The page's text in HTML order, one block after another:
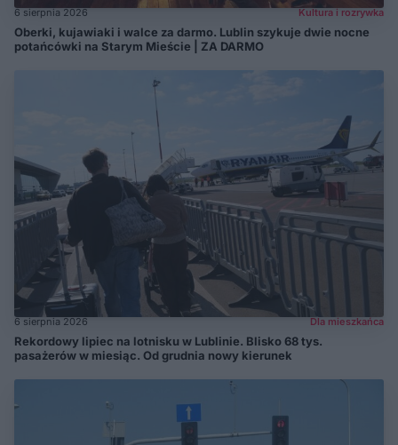
6 sierpnia 2026 Kultura i rozrywka
Oberki, kujawiaki i walce za darmo. Lublin szykuje dwie nocne
potańcówki na Starym Mieście | ZA DARMO
6 sierpnia 2026 Dla mieszkańca
Rekordowy lipiec na lotnisku w Lublinie. Blisko 68 tys.
pasażerów w miesiąc. Od grudnia nowy kierunek